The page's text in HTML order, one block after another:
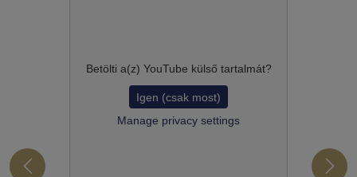
Betölti a(z) YouTube külső tartalmát?
Igen (csak most)
Manage privacy settings